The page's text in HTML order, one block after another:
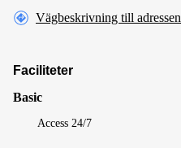
Vägbeskrivning till adressen
Faciliteter
Basic
Access 24/7